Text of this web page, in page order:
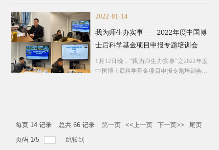
2022-01-14
我为师生办实事——2022年度中国博
士后科学基金项目申报专题培训会
1月12日晚，“我为师生办实事”之2022年度
中国博士后科学基金项目申报专题培训会以
每页 14 记录 总共66 记录 第一页 <<上一页 下一页>>
尾页
页码 1/5 跳转到